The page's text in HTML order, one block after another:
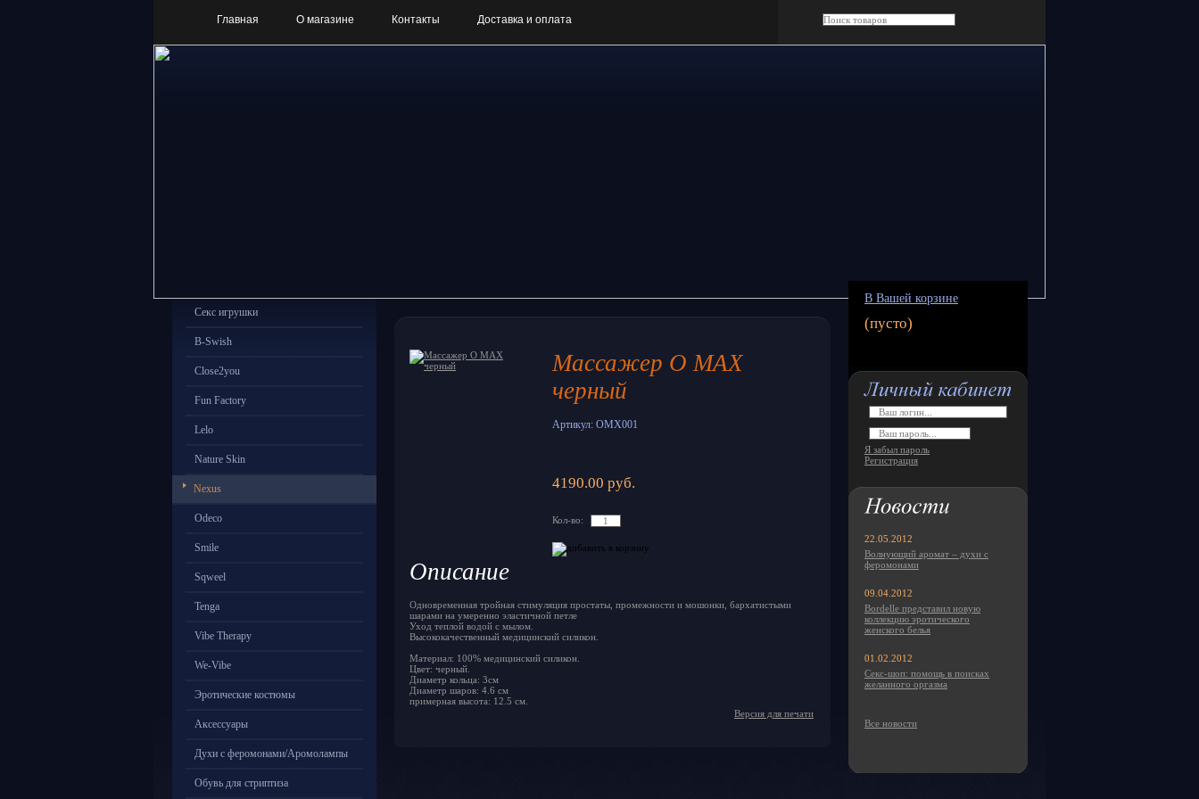
Главная О магазине Контакты Доставка и оплата
Секс игрушки
B-Swish
Close2you
Fun Factory
Lelo
Nature Skin
Nexus
Odeco
Smile
Sqweel
Tenga
Vibe Therapy
We-Vibe
Эротические костюмы
Аксессуары
Духи с феромонами/Аромолампы
Обувь для стриптиза
Массажер O MAX
черный
Артикул: OMX001
4190.00 руб.
Кол-во:
Описание
Одновременная тройная стимуляция простаты, промежности и мошонки, бархатистыми
шарами на умеренно эластичной петле
Уход теплой водой с мылом.
Высококачественный медицинский силикон.
Материал: 100% медицинский силикон.
Цвет: черный.
Диаметр кольца: 3см
Диаметр шаров: 4.6 см
примерная высота: 12.5 см.
Версия для печати
В Вашей корзине
(пусто)
Я забыл пароль
Регистрация
22.05.2012
Волнующий аромат – духи с
феромонами
09.04.2012
Bordelle представил новую
коллекцию эротического
женского белья
01.02.2012
Секс-шоп: помощь в поисках
желанного оргазма
Все новости